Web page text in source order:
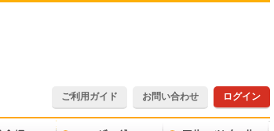
ご利用ガイド お問い合わせ ログイン